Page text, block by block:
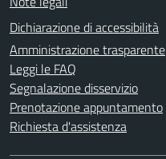
Dichiarazione di accessibilità
Amministrazione trasparente
Leggi le FAQ
Segnalazione disservizio
Prenotazione appuntamento
Richiesta d'assistenza